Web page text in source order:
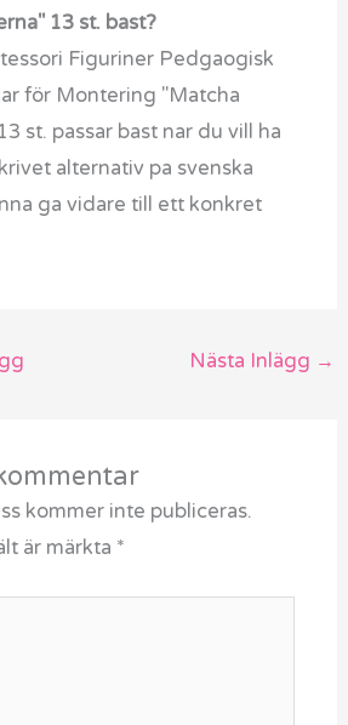
13 st. bast?
Figuriner Pedgaogisk
för Montering "Matcha
st. passar bast nar du vill ha
alternativ pa svenska
ga vidare till ett konkret
Nästa Inlägg →
kommer inte publiceras.
är märkta *